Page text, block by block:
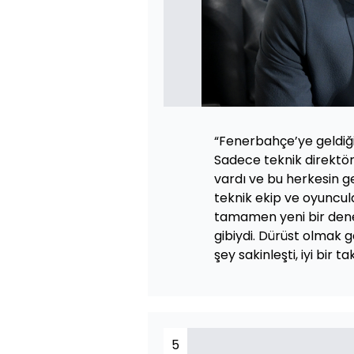
“Fenerbahçe’ye
Sadece teknik
vardı ve bu herkesin
teknik ekip ve
tamamen yeni bir
gibiydi. Dürüst olmak
şey sakinleşti, iyi bir
5